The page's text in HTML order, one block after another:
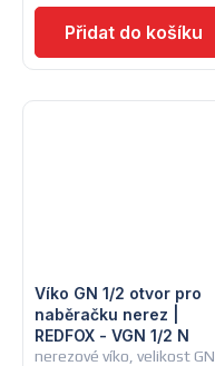
nerezové víko, velikost GN
Víko GN 1/2 otvor pro
naběračku nerez |
REDFOX - VGN 1/2 N